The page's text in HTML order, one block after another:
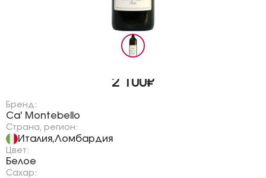
2 100₽
Бренд:
Ca' Montebello
Страна, регион:
Италия,Ломбардия
Цвет:
Белое
Сахар: